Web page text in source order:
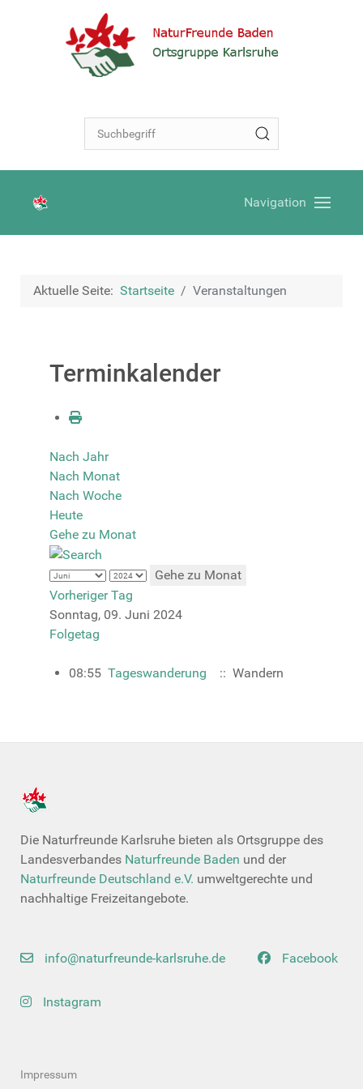
Navigation
Aktuelle Seite: Startseite Veranstaltungen
Terminkalender
Nach Jahr
Nach Monat
Nach Woche
Heute
Gehe zu Monat
Gehe zu Monat
Vorheriger Tag
Sonntag, 09. Juni 2024
Folgetag
08:55 Tageswanderung :: Wandern
Die Naturfreunde Karlsruhe bieten als Ortsgruppe des
Landesverbandes Naturfreunde Baden und der
Naturfreunde Deutschland e.V. umweltgerechte und
nachhaltige Freizeitangebote.
info@naturfreunde-karlsruhe.de Facebook
Instagram
Impressum